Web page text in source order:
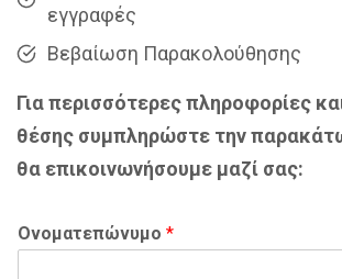
εγγραφές
Βεβαίωση Παρακολούθησης
Για περισσότερες πληροφορίες
θέσης συμπληρώστε την
θα επικοινωνήσουμε μαζί σας:
Ονοματεπώνυμο *